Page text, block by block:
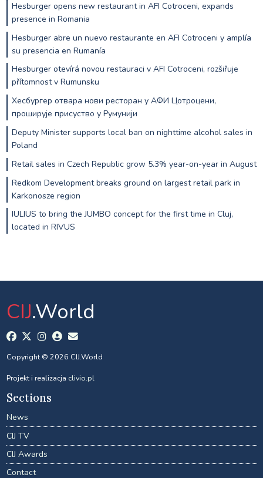
Hesburger opens new restaurant in AFI Cotroceni, expands
presence in Romania
Hesburger abre un nuevo restaurante en AFI Cotroceni y amplía
su presencia en Rumanía
Hesburger otevírá novou restauraci v AFI Cotroceni, rozšiřuje
přítomnost v Rumunsku
Хесбургер отвара нови ресторан у АФИ Цотроцени,
проширује присуство у Румунији
Deputy Minister supports local ban on nighttime alcohol sales in
Poland
Retail sales in Czech Republic grow 5.3% year-on-year in August
Redkom Development breaks ground on largest retail park in
Karkonosze region
IULIUS to bring the JUMBO concept for the first time in Cluj,
located in RIVUS
CIJ.World
Copyright © 2026 CIJ.World
Projekt i realizacja clivio.pl
Sections
News
CIJ TV
CIJ Awards
Contact